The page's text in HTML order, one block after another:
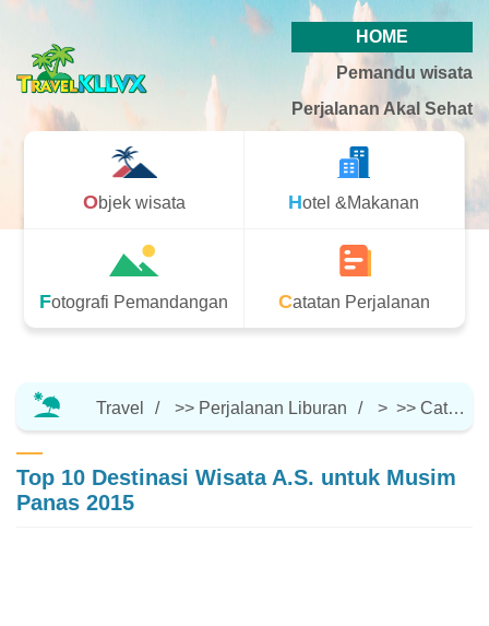
HOME
Pemandu wisata
Perjalanan Akal Sehat
Objek wisata Hotel &Makanan
Fotografi Pemandangan Catatan Perjalanan
Travel >> Perjalanan Liburan > >> Catatan Perjalanan
Top 10 Destinasi Wisata A.S. untuk Musim
Panas 2015